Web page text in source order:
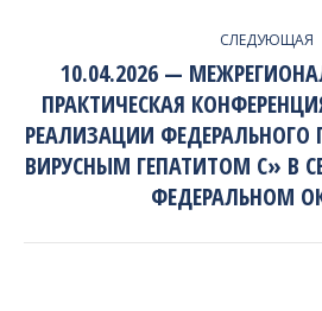
СЛЕДУЮЩАЯ
Next
10.04.2026 —
ПРАКТИЧЕСКАЯ
РЕАЛИЗАЦИИ ФЕДЕРАЛЬНОГО
ВИРУСНЫМ ГЕПАТИТОМ С» В
ФЕДЕРАЛЬНОМ